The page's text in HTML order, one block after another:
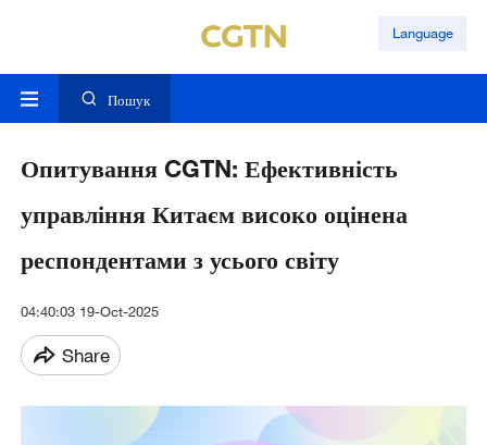
Language
Пошук
Опитування CGTN: Ефективність
управління Китаєм високо оцінена
респондентами з усього світу
04:40:03 19-Oct-2025
Share